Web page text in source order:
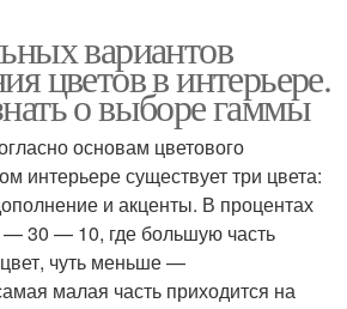
вариантов
цветов в интерьере.
о выборе гаммы
основам цветового
интерьере существует три цвета:
и акценты. В процентах
— 30 — 10, где большую часть
чуть меньше —
малая часть приходится на